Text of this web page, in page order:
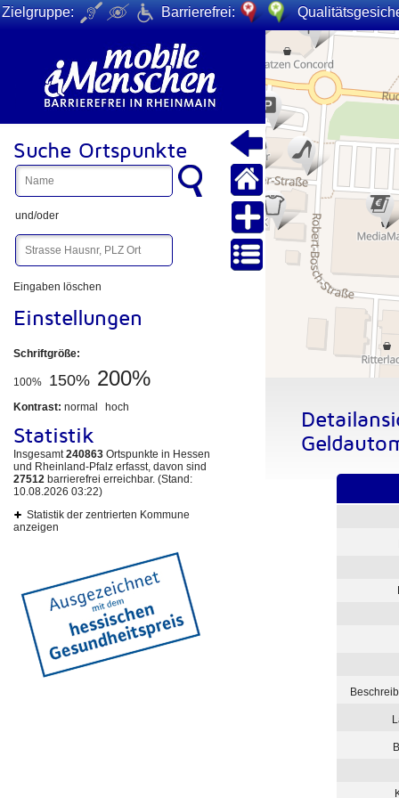
Zielgruppe: Barrierefrei:
Suche Ortspunkte
und/oder
Eingaben löschen
Einstellungen
Schriftgröße:
100% 150% 200%
Kontrast: normal hoch
Statistik
Insgesamt240863 Ortspunkte in Hessen
und Rheinland-Pfalz erfasst, davon sind
27512 barrierefrei erreichbar. (Stand:
10.08.2026 03:22)
Statistik der zentrierten Kommune
anzeigen